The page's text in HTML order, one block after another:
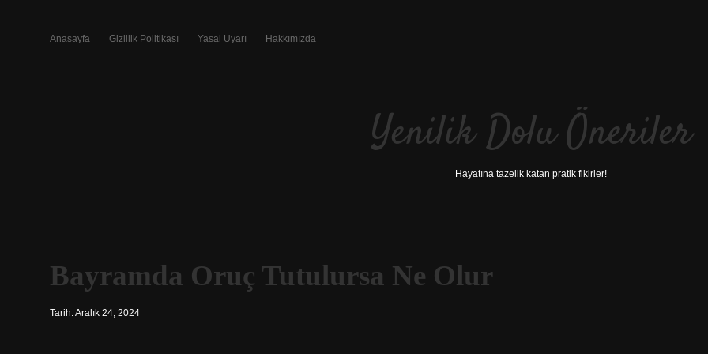
Anasayfa Gizlilik Politikası Yasal Uyarı Hakkımızda
Yenilik Dolu Öneriler
Hayatına tazelik katan pratik fikirler!
Bayramda Oruç Tutulursa Ne Olur
Tarih: Aralık 24, 2024